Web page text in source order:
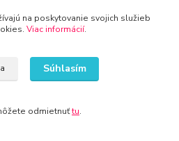
na poskytovanie svojich služieb
Viac informácií.
Súhlasím
odmietnuťtu.